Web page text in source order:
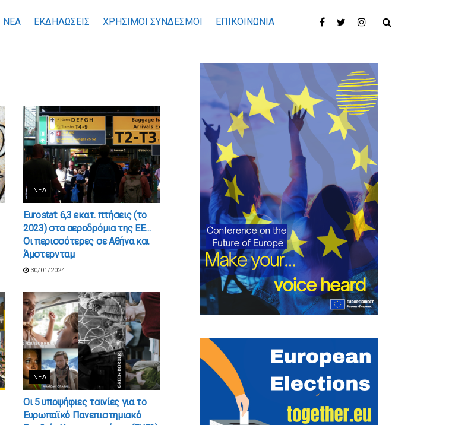
ΝΕΑ ΕΚΔΗΛΩΣΕΙΣ ΧΡΉΣΙΜΟΙ ΣΎΝΔΕΣΜΟΙ ΕΠΙΚΟΙΝΩΝΊΑ
ΝΈΑ
Eurostat: 6,3 εκατ. πτήσεις (το
2023) στα αεροδρόμια της EE…
Οι περισσότερες σε Αθήνα και
Άμστερνταμ
30/01/2024
ΝΈΑ
Oι 5 υποψήφιες ταινίες για το
Ευρωπαϊκό Πανεπιστημιακό